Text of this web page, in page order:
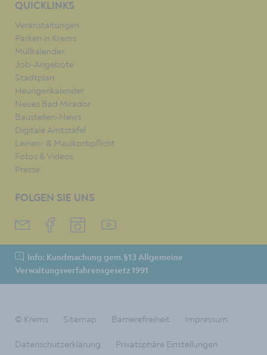
QUICKLINKS
Veranstaltungen
Parken in Krems
Müllkalender
Job-Angebote
Stadtplan
Heurigenkalender
Neues Bad Mirador
Baustellen-News
Digitale Amtstafel
Leinen- & Maulkorbpflicht
Fotos & Videos
Presse
FOLGEN SIE UNS
Info: Kundmachung gem.§13 Allgemeine
Verwaltungsverfahrensgesetz 1991
© Krems Sitemap Barrierefreiheit Impressum
Datenschutzerklärung Privatsphäre Einstellungen